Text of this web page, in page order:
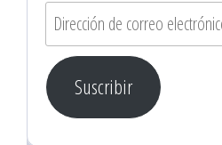
Dirección
de
correo
electrónico
Suscribir